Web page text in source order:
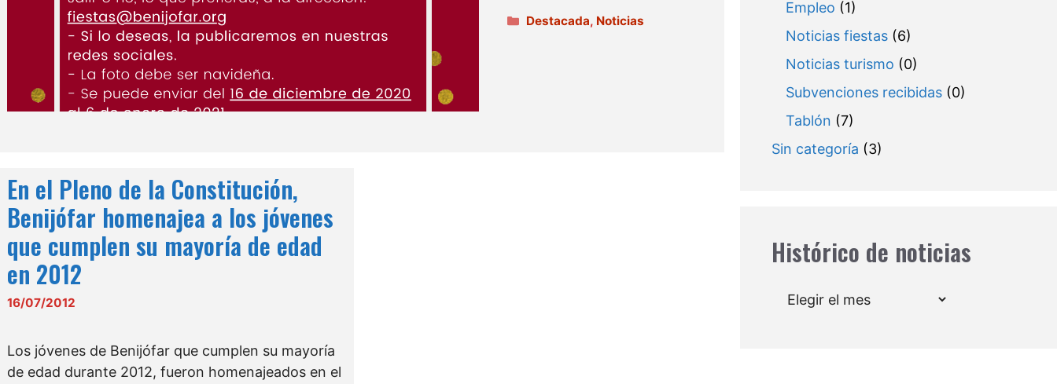
Categorías
Destacada, Noticias
En el Pleno de la Constitución,
Benijófar homenajea a los jóvenes
que cumplen su mayoría de edad
en 2012
16/07/2012
Los jóvenes de Benijófar que cumplen su mayoría
de edad durante 2012, fueron homenajeados en el
Empleo (1)
Noticias fiestas(6)
Noticias turismo (0)
Subvenciones recibidas(0)
Tablón (7)
Sin categoría (3)
Histórico de noticias
Archivos